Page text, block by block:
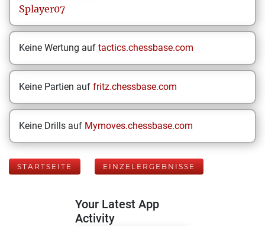
Splayer07
Keine Wertung auf tactics.chessbase.com
Keine Partien auf fritz.chessbase.com
Keine Drills auf Mymoves.chessbase.com
STARTSEITE EINZELERGEBNISSE
Your Latest App
Activity